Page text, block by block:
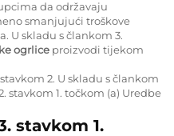
da održavaju
smanjujući troškove
U skladu s člankom 3.
ogrlice proizvodi tijekom
2. U skladu s člankom
stavkom 1. točkom (a) Uredbe
stavkom 1.